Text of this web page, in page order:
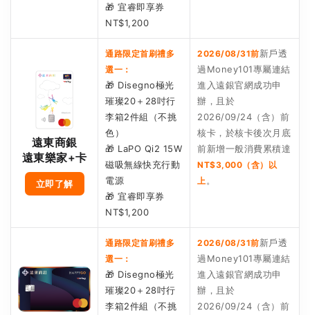
🎁 宜睿即享券
NT$1,200
遠東商銀
遠東樂家+卡
立即了解
通路限定首刷禮多
選一：
🎁 Disegno極光
璀璨20＋28吋行
李箱2件組（不挑
色）
🎁 LaPO Qi2 15W
磁吸無線快充行動
電源
🎁 宜睿即享券
NT$1,200
2026/08/31前新戶透
過Money101專屬連結
進入遠銀官網成功申
辦，且於
2026/09/24（含）前
核卡，於核卡後次月底
前新增一般消費累積達
NT$3,000（含）以
上 。
通路限定首刷禮多
選一：
🎁 Disegno極光
璀璨20＋28吋行
李箱2件組（不挑
2026/08/31前新戶透
過Money101專屬連結
進入遠銀官網成功申
辦，且於
2026/09/24（含）前